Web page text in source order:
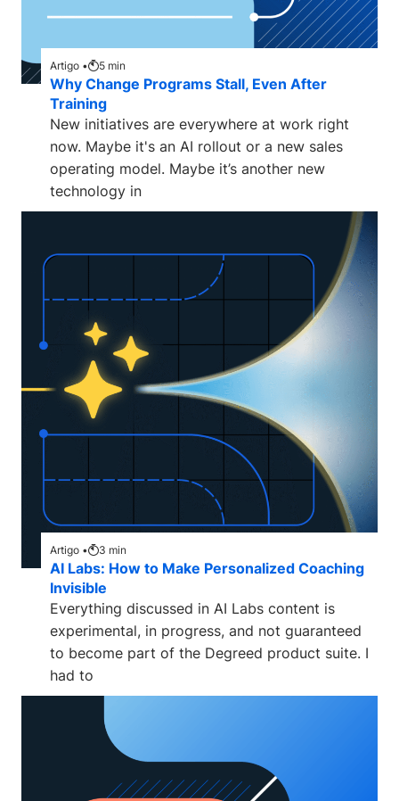
Artigo • 5 min
Why Change Programs Stall, Even After
Training
New initiatives are everywhere at work right
now. Maybe it's an AI rollout or a new sales
operating model. Maybe it’s another new
technology in
Artigo • 3 min
AI Labs: How to Make Personalized Coaching
Invisible
Everything discussed in AI Labs content is
experimental, in progress, and not guaranteed
to become part of the Degreed product suite. I
had to